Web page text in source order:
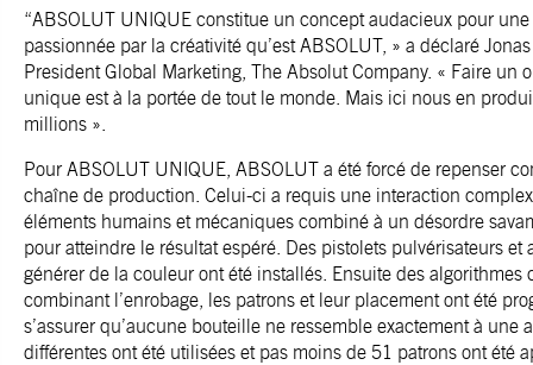
“ABSOLUT UNIQUE constitue un concept audacieux pour
passionnée par la créativité qu’est ABSOLUT, » a déclaré
President Global Marketing, The Absolut Company. « Faire un
unique est à la portée de tout le monde. Mais ici nous en
millions ».
Pour ABSOLUT UNIQUE, ABSOLUT a été forcé de repenser
chaîne de production. Celui-ci a requis une interaction
éléments humains et mécaniques combiné à un désordre
pour atteindre le résultat espéré. Des pistolets pulvérisateurs et
générer de la couleur ont été installés. Ensuite des algorithmes
combinant l’enrobage, les patrons et leur placement ont été
s’assurer qu’aucune bouteille ne ressemble exactement à une
différentes ont été utilisées et pas moins de 51 patrons ont été